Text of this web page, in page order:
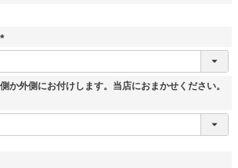
)
(
須か外側にお付けします。当店におまかせください。